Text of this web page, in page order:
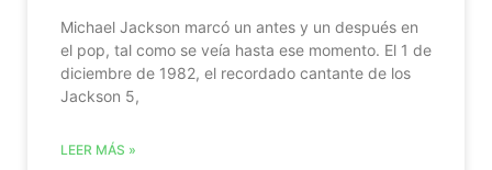
Michael Jackson marcó un antes y un después en
el pop, tal como se veía hasta ese momento. El 1 de
diciembre de 1982, el recordado cantante de los
Jackson 5,
LEER MÁS »